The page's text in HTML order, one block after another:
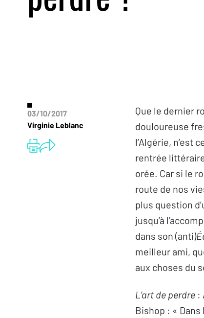
03/10/2017
Virginie Leblanc
Que le dernier
douloureuse
l’Algérie, n’est
rentrée
orée. Car si le
route de nos
plus question
jusqu’à
dans son (anti)
meilleur ami,
aux choses du
L’art de perdre :
Bishop : «